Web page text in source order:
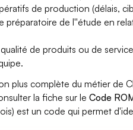
de production (délais,
préparatoire de l''étude en
de produits ou de
plus complète du métier de
la fiche sur leCode
est un code qui permet